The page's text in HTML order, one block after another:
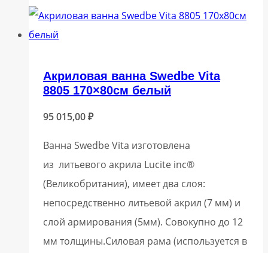
Акриловая ванна Swedbe Vita
8805 170×80см белый
95 015,00₽
Ванна Swedbe Vita изготовлена
из литьевого акрила Lucite inc®
(Великобритания), имеет два слоя:
непосредственно литьевой акрил (7 мм) и
слой армирования (5мм). Совокупно до 12
мм толщины.Силовая рама (используется в